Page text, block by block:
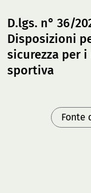
D.lgs. n° 36/
Disposizioni
sicurezza per
sportiva
Fonte